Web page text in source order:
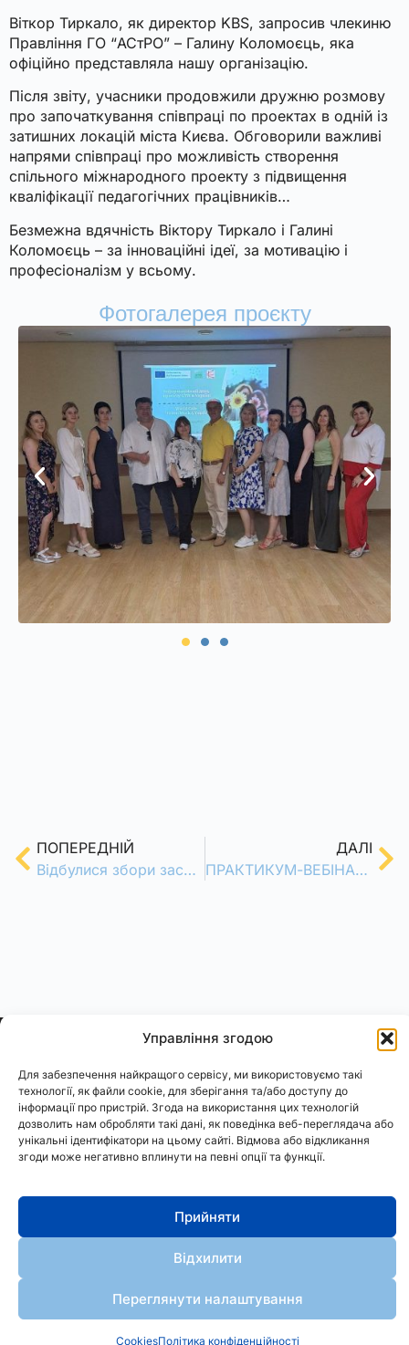
Управління згодою
Для забезпечення найкращого сервісу, ми використовуємо такі
технології, як файли cookie, для зберігання та/або доступу до
інформації про пристрій. Згода на використання цих технологій
дозволить нам обробляти такі дані, як поведінка веб-переглядача або
унікальні ідентифікатори на цьому сайті. Відмова або відкликання
згоди може негативно вплинути на певні опції та функції.
Прийняти
Відхилити
Переглянути налаштування
CookiesПолітика конфіденційності
Віткор Тиркало, як директор KBS, запросив члекиню
Правління ГО “АСтРО” – Галину Коломоєць, яка
офіційно представляла нашу організацію.
Після звіту, учасники продовжили дружню розмову
про започаткування співпраці по проектах в одній із
затишних локацій міста Києва. Обговорили важливі
напрями співпраці про можливість створення
спільного міжнародного проекту з підвищення
кваліфікації педагогічних працівників…
Безмежна вдячність Віктору Тиркало і Галині
Коломоєць – за інноваційні ідеї, за мотивацію і
професіоналізм у всьому.
Фотогалерея проєкту
ПОПЕРЕДНІЙ
Відбулися збори засновників ГО «АСтРО»
ДАЛІ
ПРАКТИКУМ-ВЕБІНАР «ЯК ЗМІЦНИТИ МЕНТАЛЬНЕ ЗДОРОВ’Я?»
АСтРО
Політика конфіденційності